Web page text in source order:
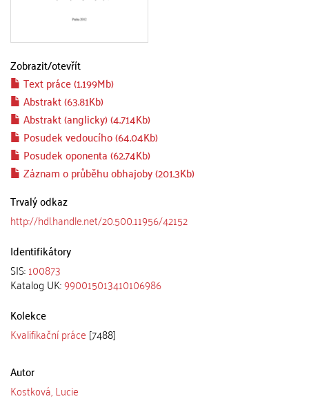
Zobrazit/otevřít
Text práce (1.199Mb)
Abstrakt (63.81Kb)
Abstrakt (anglicky) (4.714Kb)
Posudek vedoucího (64.04Kb)
Posudek oponenta (62.74Kb)
Záznam o průběhu obhajoby (201.3Kb)
Trvalý odkaz
http://hdl.handle.net/20.500.11956/42152
Identifikátory
SIS:100873
Katalog UK:990015013410106986
Kolekce
Kvalifikační práce [7488]
Autor
Kostková, Lucie